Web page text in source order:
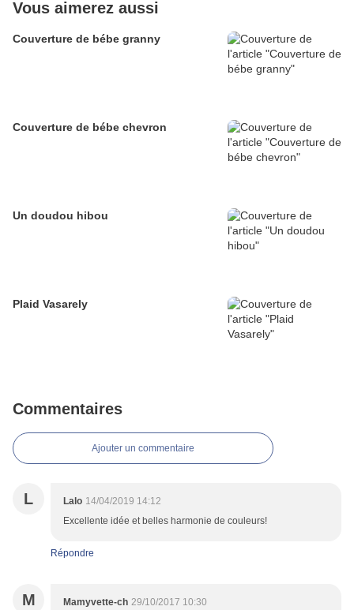
Vous aimerez aussi
Couverture de bébe granny
Couverture de bébe chevron
Un doudou hibou
Plaid Vasarely
Commentaires
Ajouter un commentaire
L Lalo 14/04/2019 14:12
Excellente idée et belles harmonie de couleurs!
Répondre
M Mamyvette-ch 29/10/2017 10:30